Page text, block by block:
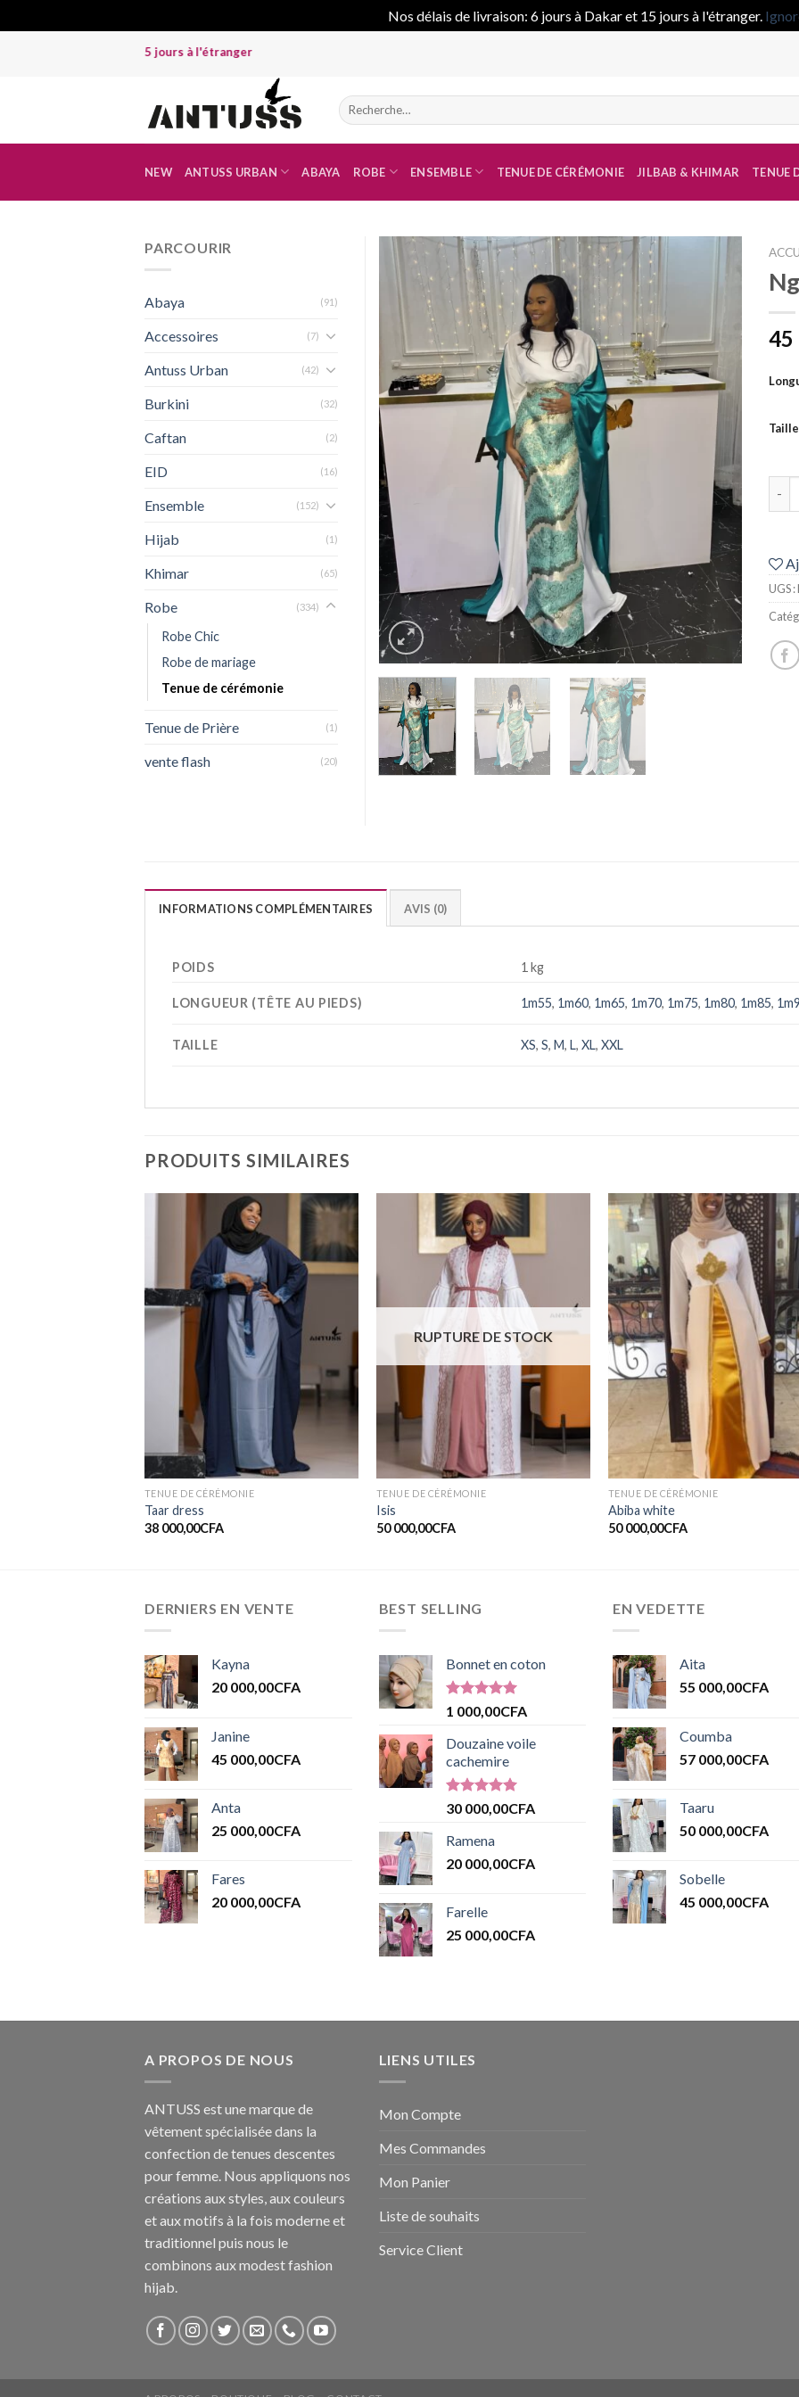
Nos délais de livraison: 6 jours à Dakar et 15 jours à l'étranger.
à Dakar et 15 jours à l'étranger
Recherche
pour :
NEW ANTUSS URBAN ABAYA ROBE ENSEMBLE TENUE DE CÉRÉMONIE JILBAB & KHIMAR TENUE
de
souhaits
45
Taille
UGS :
PARCOURIR
Abaya (91)
Accessoires (7)
Antuss Urban (42)
Burkini (32)
Caftan (2)
EID (16)
Ensemble (152)
Hijab (1)
Khimar (65)
Robe (334)
Robe Chic
Robe de mariage
Tenue de cérémonie
Tenue de Prière (1)
vente flash (20)
INFORMATIONS COMPLÉMENTAIRES AVIS (0)
POIDS 1 kg
LONGUEUR (TÊTE AU PIEDS) 1m55, 1m60, 1m65, 1m70, 1m75, 1m80, 1m85,
TAILLE XS,S,M,L,XL,XXL
PRODUITS SIMILAIRES
à la liste
souhaits
TENUE DE CÉRÉMONIE
Taar dress
38 000,00CFA
Ajouter
RUPTURE DE STOCK
TENUE DE CÉRÉMONIE
Isis
50 000,00CFA
à la
de
TENUE DE CÉRÉMONIE
Abiba white
50 000,00CFA
DERNIERS EN VENTE
Kayna
20 000,00CFA
Janine
45 000,00CFA
Anta
25 000,00CFA
Fares
20 000,00CFA
BEST SELLING
Bonnet en coton
Note5.00
1 000,00CFA
Douzaine voile
cachemire
Note5.00
30 000,00CFA
Ramena
20 000,00CFA
Farelle
25 000,00CFA
EN VEDETTE
Aita
55 000,00CFA
Coumba
57 000,00CFA
Taaru
50 000,00CFA
Sobelle
45 000,00CFA
A PROPOS DE NOUS
ANTUSS est une marque de
vêtement spécialisée dans la
confection de tenues descentes
pour femme. Nous appliquons nos
créations aux styles, aux couleurs
et aux motifs à la fois moderne et
traditionnel puis nous le
combinons aux modest fashion
hijab.
LIENS UTILES
Mon Compte
Mes Commandes
Mon Panier
Liste de souhaits
Service Client